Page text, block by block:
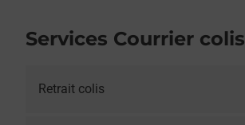
Services Courrier colis
Retrait colis